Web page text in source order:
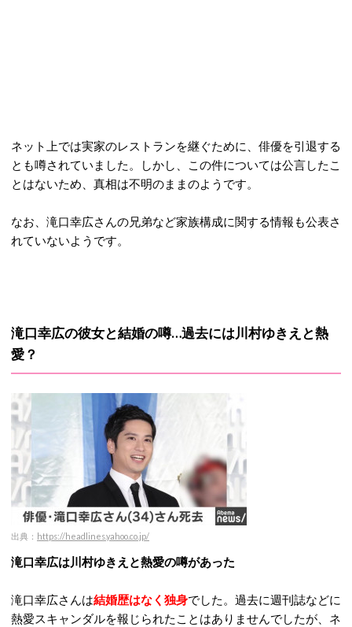
ネット上では実家のレストランを継ぐために、俳優を引退する
とも噂されていました。しかし、この件については公言したこ
とはないため、真相は不明のままのようです。
なお、滝口幸広さんの兄弟など家族構成に関する情報も公表さ
れていないようです。
滝口幸広の彼女と結婚の噂…過去には川村ゆきえと熱
愛？
出典： https://headlines.yahoo.co.jp/
滝口幸広は川村ゆきえと熱愛の噂があった
滝口幸広さんは結婚歴はなく独身でした。過去に週刊誌などに
熱愛スキャンダルを報じられたことはありませんでしたが、ネ